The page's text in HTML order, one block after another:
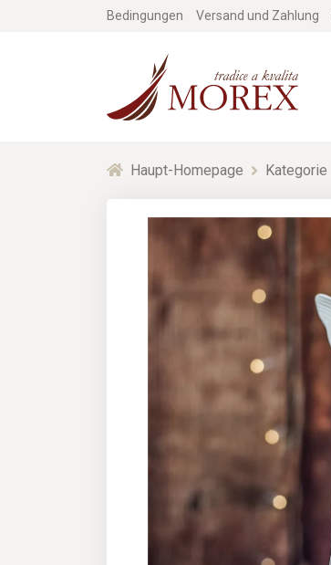
Bedingungen Versand und Zahlung
Haupt-Homepage Kategorie